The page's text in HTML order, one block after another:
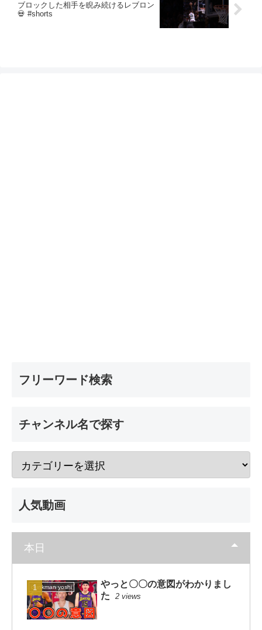
ブロックした相手を睨み続けるレブロン
💀 #shorts
フリーワード検索
チャンネル名で探す
人気動画
本日
dunkman yoshi
やっと〇〇の意図がわかりまし
た
2 views